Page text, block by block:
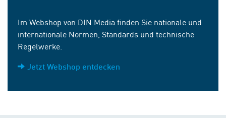
Im Webshop von DIN Media finden Sie nationale und
internationale Normen, Standards und technische
Regelwerke.
Jetzt Webshop entdecken